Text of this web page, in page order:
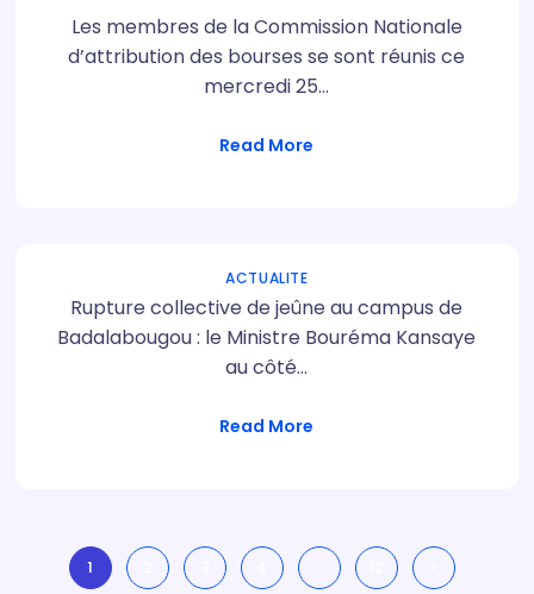
Les membres de la Commission Nationale
d’attribution des bourses se sont réunis ce
mercredi 25…
Read More
ACTUALITE
Rupture collective de jeûne au campus de
Badalabougou : le Ministre Bouréma Kansaye
au côté…
Read More
1